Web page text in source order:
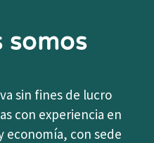
somos
sin fines de lucro
con experiencia en
economía, con sede